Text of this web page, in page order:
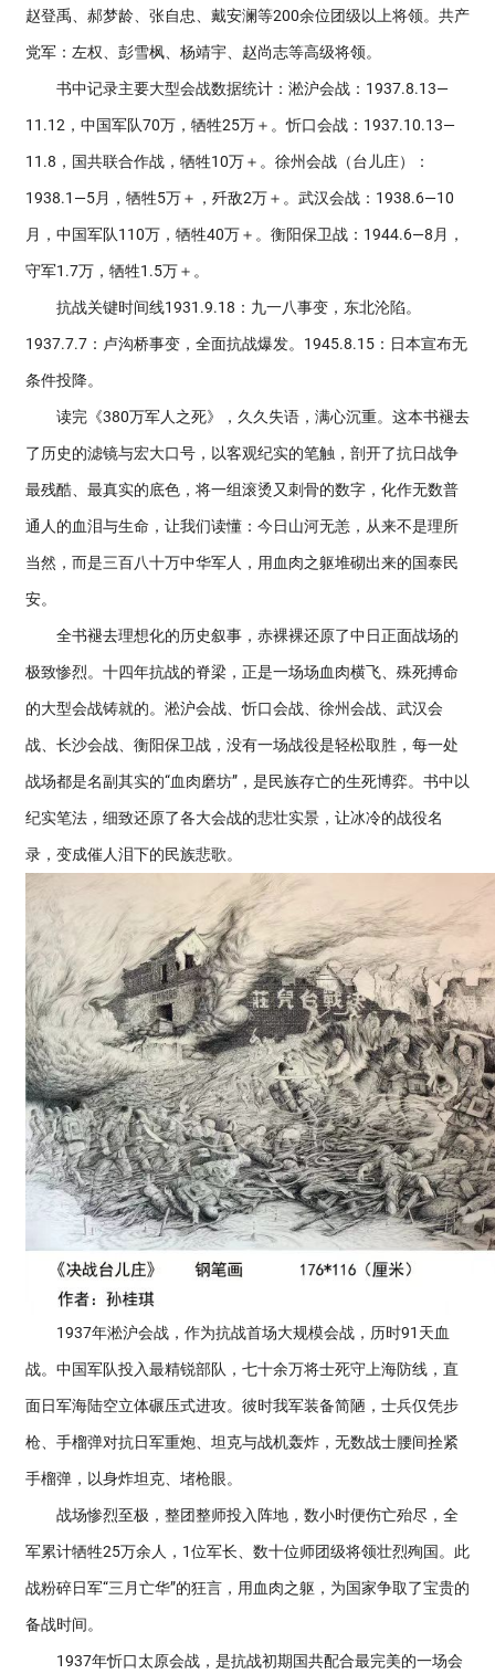
赵登禹、郝梦龄、张自忠、戴安澜等200余位团级以上将领。共产
党军：左权、彭雪枫、杨靖宇、赵尚志等高级将领。
书中记录主要大型会战数据统计：淞沪会战：1937.8.13—
11.12，中国军队70万，牺牲25万＋。忻口会战：1937.10.13—
11.8，国共联合作战，牺牲10万＋。徐州会战（台儿庄）：
1938.1—5月，牺牲5万＋，歼敌2万＋。武汉会战：1938.6—10
月，中国军队110万，牺牲40万＋。衡阳保卫战：1944.6—8月，
守军1.7万，牺牲1.5万＋。
抗战关键时间线1931.9.18：九一八事变，东北沦陷。
1937.7.7：卢沟桥事变，全面抗战爆发。1945.8.15：日本宣布无
条件投降。
读完《380万军人之死》，久久失语，满心沉重。这本书褪去
了历史的滤镜与宏大口号，以客观纪实的笔触，剖开了抗日战争
最残酷、最真实的底色，将一组滚烫又刺骨的数字，化作无数普
通人的血泪与生命，让我们读懂：今日山河无恙，从来不是理所
当然，而是三百八十万中华军人，用血肉之躯堆砌出来的国泰民
安。
全书褪去理想化的历史叙事，赤裸裸还原了中日正面战场的
极致惨烈。十四年抗战的脊梁，正是一场场血肉横飞、殊死搏命
的大型会战铸就的。淞沪会战、忻口会战、徐州会战、武汉会
战、长沙会战、衡阳保卫战，没有一场战役是轻松取胜，每一处
战场都是名副其实的“血肉磨坊”，是民族存亡的生死博弈。书中以
纪实笔法，细致还原了各大会战的悲壮实景，让冰冷的战役名
录，变成催人泪下的民族悲歌。
1937年淞沪会战，作为抗战首场大规模会战，历时91天血
战。中国军队投入最精锐部队，七十余万将士死守上海防线，直
面日军海陆空立体碾压式进攻。彼时我军装备简陋，士兵仅凭步
枪、手榴弹对抗日军重炮、坦克与战机轰炸，无数战士腰间拴紧
手榴弹，以身炸坦克、堵枪眼。
战场惨烈至极，整团整师投入阵地，数小时便伤亡殆尽，全
军累计牺牲25万余人，1位军长、数十位师团级将领壮烈殉国。此
战粉碎日军“三月亡华”的狂言，用血肉之躯，为国家争取了宝贵的
备战时间。
1937年忻口太原会战，是抗战初期国共配合最完美的一场会